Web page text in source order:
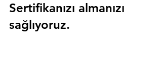
Sertifikanızı almanızı
sağlıyoruz.